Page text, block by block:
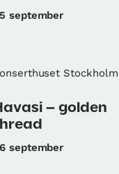
september
Stockholm
– golden
september